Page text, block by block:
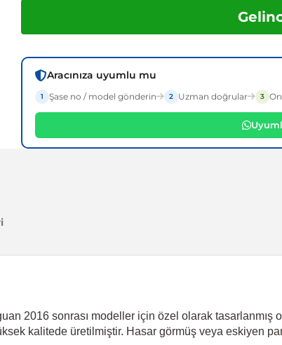
Aracınıza uyumlu mu
1 Şase no / model gönderin 2 Uzman doğrular 3
2016 sonrası modeller için özel olarak tasarlanmış
kalitede üretilmiştir. Hasar görmüş veya eskiyen